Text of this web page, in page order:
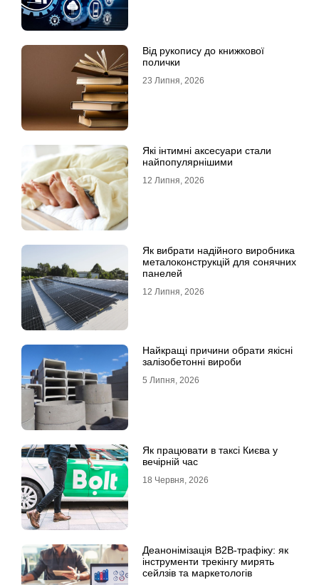
Від рукопису до книжкової
полички
23 Липня, 2026
Які інтимні аксесуари стали
найпопулярнішими
12 Липня, 2026
Як вибрати надійного виробника
металоконструкцій для сонячних
панелей
12 Липня, 2026
Найкращі причини обрати якісні
залізобетонні вироби
5 Липня, 2026
Як працювати в таксі Києва у
вечірній час
18 Червня, 2026
Деанонімізація B2B-трафіку: як
інструменти трекінгу мирять
сейлзів та маркетологів